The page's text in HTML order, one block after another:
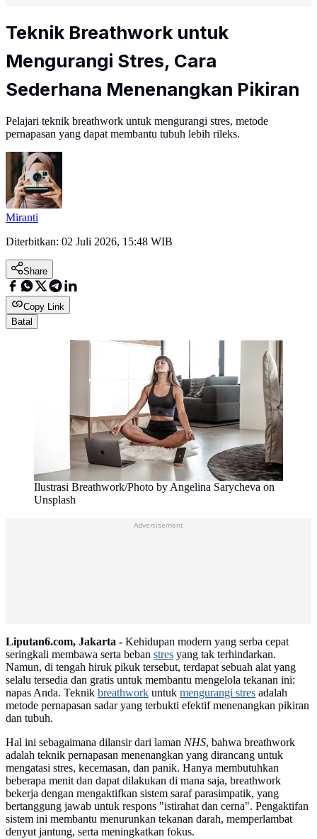
Teknik Breathwork untuk
Mengurangi Stres, Cara
Sederhana Menenangkan Pikiran
Pelajari teknik breathwork untuk mengurangi stres, metode
pernapasan yang dapat membantu tubuh lebih rileks.
Miranti
Diterbitkan: 02 Juli 2026, 15:48 WIB
Share
Copy Link
Batal
Ilustrasi Breathwork/Photo by Angelina Sarycheva on
Unsplash
Advertisement
Liputan6.com, Jakarta - Kehidupan modern yang serba cepat
seringkali membawa serta beban stres yang tak terhindarkan.
Namun, di tengah hiruk pikuk tersebut, terdapat sebuah alat yang
selalu tersedia dan gratis untuk membantu mengelola tekanan ini:
napas Anda. Teknik breathwork untuk mengurangi stres adalah
metode pernapasan sadar yang terbukti efektif menenangkan pikiran
dan tubuh.
Hal ini sebagaimana dilansir dari laman NHS, bahwa breathwork
adalah teknik pernapasan menenangkan yang dirancang untuk
mengatasi stres, kecemasan, dan panik. Hanya membutuhkan
beberapa menit dan dapat dilakukan di mana saja, breathwork
bekerja dengan mengaktifkan sistem saraf parasimpatik, yang
bertanggung jawab untuk respons "istirahat dan cerna". Pengaktifan
sistem ini membantu menurunkan tekanan darah, memperlambat
denyut jantung, serta meningkatkan fokus.